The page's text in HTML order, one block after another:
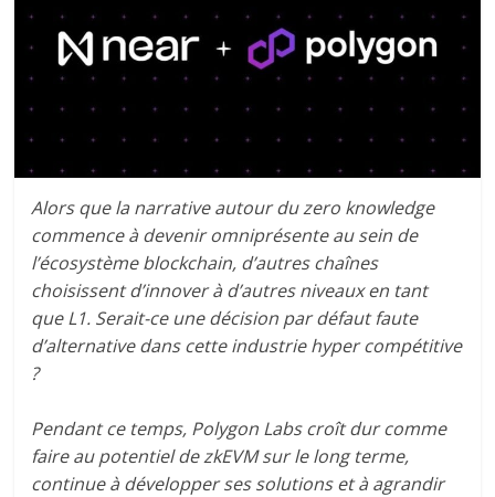
Alors que la narrative autour du zero knowledge
commence à devenir omniprésente au sein de
l’écosystème blockchain, d’autres chaînes
choisissent d’innover à d’autres niveaux en tant
que L1. Serait-ce une décision par défaut faute
d’alternative dans cette industrie hyper compétitive
?
Pendant ce temps, Polygon Labs croît dur comme
faire au potentiel de zkEVM sur le long terme,
continue à développer ses solutions et à agrandir